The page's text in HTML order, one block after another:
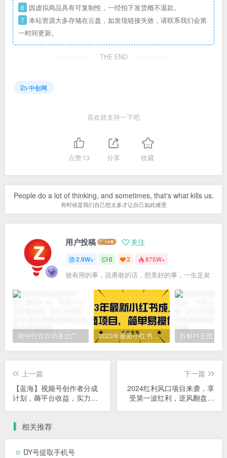
6 因虚拟商品具有可复制性，一经拍下发货概不退款。
7 本站资源大多存储在云盘，如发现链接失效，请联系我们会第
一时间更新。
THE END
中创网
喜欢就支持一下吧
点赞13 分享 收藏
People do a lot of thinking, and sometimes, that's what kills us.
有时候是我们自己想太多才让自己如此难受
用户投稿 关注
2.9W+ 0 3 875W+
做有用的事，说勇敢的话，想美好的事，一生足矣
闹钟托管自动播放广告，单机5-10，无需人工操作 2023年最新小红书成人电商项目，简单易操作【详细教程】
上一篇
【蓝海】视频号创作者分成
计划，薅平台收益，实力拆
下一篇
2024红利风口项目来袭，享
受第一波红利，逆风翻盘普
相关推荐
DY号提取手机号